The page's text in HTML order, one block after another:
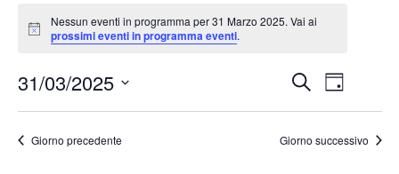
for
Marzo
2025
Notice
Nessun eventi in programma per 31 Marzo 2025. Vai ai
prossimi eventi in programma eventi.
Eventi
Ricerca
e
Cerca Evento
Viste
Giorno
31/03/2025
Seleziona
Giorno precedente Giorno successivo